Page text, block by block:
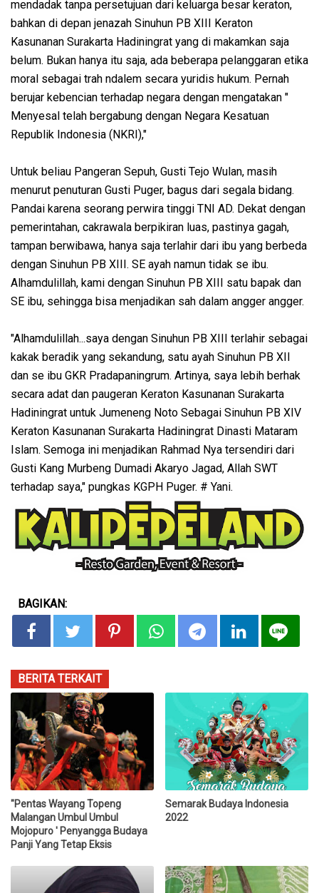
mendadak tanpa persetujuan dari keluarga besar keraton,
bahkan di depan jenazah Sinuhun PB XIII Keraton
Kasunanan Surakarta Hadiningrat yang di makamkan saja
belum. Bukan hanya itu saja, ada beberapa pelanggaran etika
moral sebagai trah ndalem secara yuridis hukum. Pernah
berujar kebencian terhadap negara dengan mengatakan "
Menyesal telah bergabung dengan Negara Kesatuan
Republik Indonesia (NKRI),"
Untuk beliau Pangeran Sepuh, Gusti Tejo Wulan, masih
menurut penuturan Gusti Puger, bagus dari segala bidang.
Pandai karena seorang perwira tinggi TNI AD. Dekat dengan
pemerintahan, cakrawala berpikiran luas, pastinya gagah,
tampan berwibawa, hanya saja terlahir dari ibu yang berbeda
dengan Sinuhun PB XIII. SE ayah namun tidak se ibu.
Alhamdulillah, kami dengan Sinuhun PB XIII satu bapak dan
SE ibu, sehingga bisa menjadikan sah dalam angger angger.
"Alhamdulillah...saya dengan Sinuhun PB XIII terlahir sebagai
kakak beradik yang sekandung, satu ayah Sinuhun PB XII
dan se ibu GKR Pradapaningrum. Artinya, saya lebih berhak
secara adat dan paugeran Keraton Kasunanan Surakarta
Hadiningrat untuk Jumeneng Noto Sebagai Sinuhun PB XIV
Keraton Kasunanan Surakarta Hadiningrat Dinasti Mataram
Islam. Semoga ini menjadikan Rahmad Nya tersendiri dari
Gusti Kang Murbeng Dumadi Akaryo Jagad, Allah SWT
terhadap saya," pungkas KGPH Puger. # Yani.
BAGIKAN:
BERITA TERKAIT
"Pentas Wayang Topeng
Malangan Umbul Umbul
Mojopuro ' Penyangga Budaya
Panji Yang Tetap Eksis
Semarak Budaya Indonesia
2022